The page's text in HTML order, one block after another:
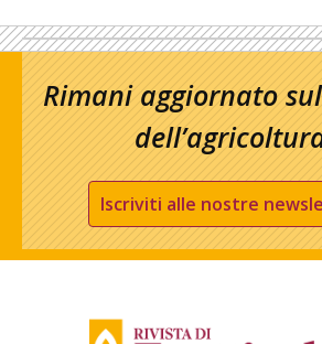
Rimani aggiornato
Iscriviti alle nostre